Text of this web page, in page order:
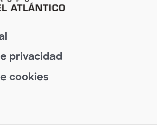
privacidad
cookies